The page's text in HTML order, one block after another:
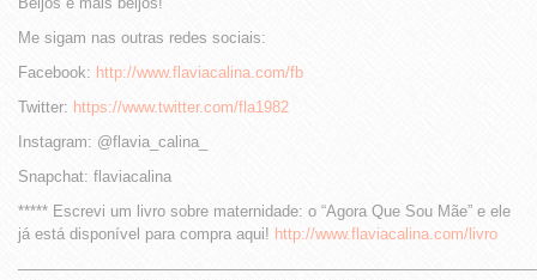
Me sigam nas outras redes sociais:
Facebook: http://www.flaviacalina.com/fb
Twitter: https://www.twitter.com/fla1982
Instagram: @flavia_calina_
Snapchat: flaviacalina
***** Escrevi um livro sobre maternidade: o “Agora Que Sou Mãe” e ele
já está disponível para compra aqui! http://www.flaviacalina.com/livro